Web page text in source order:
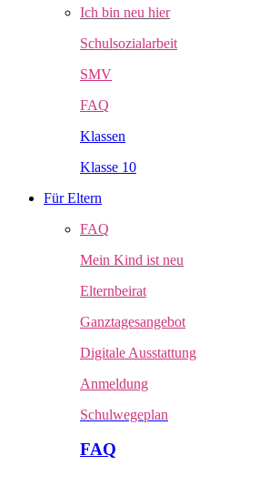
Ich bin neu hier
Schulsozialarbeit
SMV
FAQ
Klassen
Klasse 10
Für Eltern
FAQ
Mein Kind ist neu
Elternbeirat
Ganztagesangebot
Digitale Ausstattung
Anmeldung
Schulwegeplan
FAQ